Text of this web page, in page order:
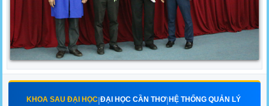
KHOA SAU ĐẠI HỌC |ĐẠI HỌC CẦN THƠ|HỆ THỐNG QUẢN LÝ